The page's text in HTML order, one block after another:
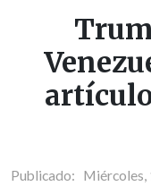
Publicado: Miércoles,